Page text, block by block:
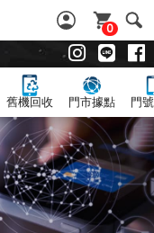
0
舊機回收 門市據點 門